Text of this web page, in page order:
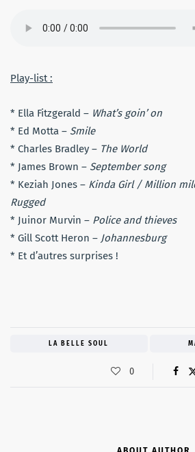
Play-list :
* Ella Fitzgerald – What’s goin’ on
* Ed Motta – Smile
* Charles Bradley – The World
* James Brown – September song
* Keziah Jones – Kinda Girl / Million
Rugged
* Juinor Murvin – Police and thieves
* Gill Scott Heron – Johannesburg
* Et d’autres surprises !
LA BELLE SOUL
0